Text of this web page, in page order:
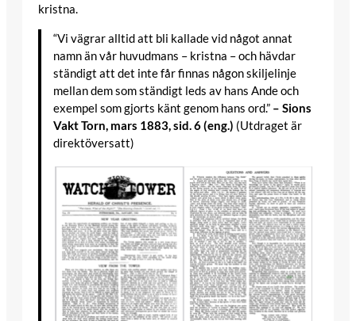
kristna.
“Vi vägrar alltid att bli kallade vid något annat
namn än vår huvudmans – kristna – och hävdar
ständigt att det inte får finnas någon skiljelinje
mellan dem som ständigt leds av hans Ande och
exempel som gjorts känt genom hans ord.” – Sions
Vakt Torn, mars 1883, sid. 6 (eng.) (Utdraget är
direktöversatt)